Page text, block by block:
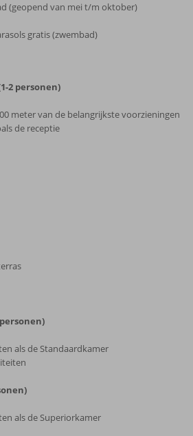
(geopend van mei t/m oktober)
gratis (zwembad)
2 personen)
meter van de belangrijkste voorzieningen
de receptie
als de Standaardkamer
als de Superiorkamer